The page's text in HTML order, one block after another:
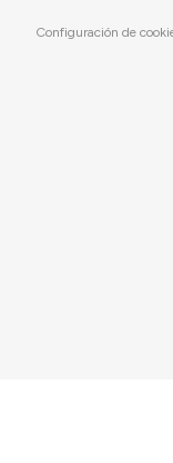
Configuración de